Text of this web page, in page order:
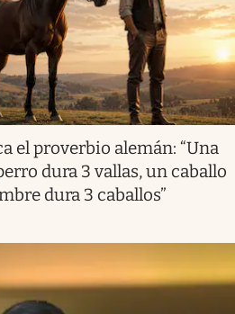
el proverbio alemán: “Una
dura 3 vallas, un caballo
dura 3 caballos”